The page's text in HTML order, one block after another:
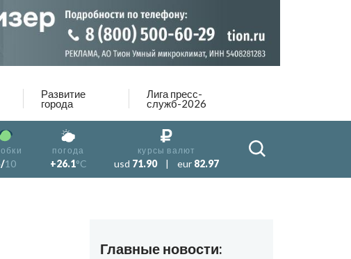
Развитие
города
Лига пресс-
служб-2026
10
погода
+26.1°C
курсы валют
usd 71.90 | eur 82.97
Главные новости: